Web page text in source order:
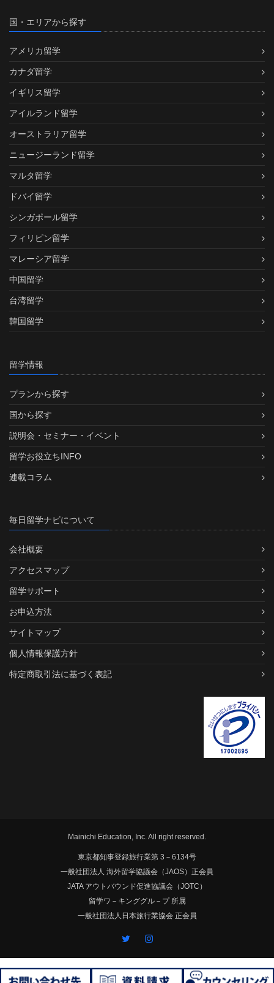
国・エリアから探す
アメリカ留学
カナダ留学
イギリス留学
アイルランド留学
オーストラリア留学
ニュージーランド留学
マルタ留学
ドバイ留学
シンガポール留学
フィリピン留学
マレーシア留学
中国留学
台湾留学
韓国留学
留学情報
プランから探す
国から探す
説明会・セミナー・イベント
留学お役立ちINFO
連載コラム
毎日留学ナビについて
会社概要
アクセスマップ
留学サポート
お申込方法
サイトマップ
個人情報保護方針
特定商取引法に基づく表記
Mainichi Education, Inc. All right reserved.
東京都知事登録旅行業第 3－6134号
一般社団法人 海外留学協議会（JAOS）正会員
JATA アウトバウンド促進協議会（JOTC）
留学ワ－キンググル－プ 所属
一般社団法人日本旅行業協会 正会員